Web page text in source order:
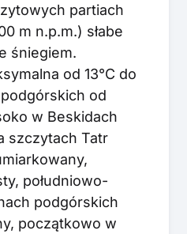
partiach
m n.p.m.) słabe
śniegiem.
od 13°C do
od
w Beskidach
szczytach Tatr
południowo-
podgórskich
początkowo w